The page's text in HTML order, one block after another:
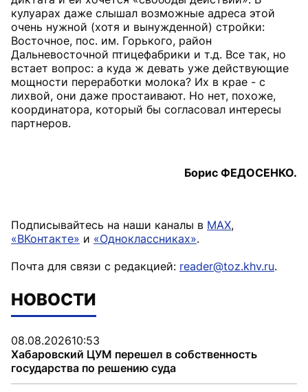
кулуарах даже слышал возможные адреса этой
очень нужной (хотя и вынужденной) стройки:
Восточное, пос. им. Горького, район
Дальневосточной птицефабрики и т.д. Все так, но
встает вопрос: а куда ж девать уже действующие
мощности переработки молока? Их в крае - с
лихвой, они даже простаивают. Но нет, похоже,
координатора, который бы согласовал интересы
партнеров.
Борис ФЕДОСЕНКО.
Подписывайтесь на наши каналы в MAX,
«ВКонтакте» и «Одноклассниках».
Почта для связи с редакцией: reader@toz.khv.ru.
НОВОСТИ
08.08.202610:53
Хабаровский ЦУМ перешел в собственность
государства по решению суда